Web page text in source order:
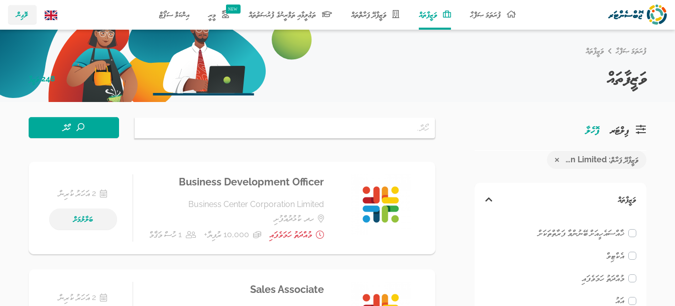
ލޮގިން ފުރަތަމަ ޞަފްޙާ ވަޒީފާތައް
(current) ވަޒީފާދޭ ފަރާތްތައް ތަޢުލީމާއި ތަމްރީނުގެ ފުރުޞަތުތައް މީރީ އިންކަމް ސަޕޯޓް
ފުރަތަމަ ޞަފްޙާ ވަޒީފާތައް
ވަޒީފާތައް 248 ވަޒީފާ
ފޮހެލާ
ވަޒީފާދޭ ފަރާތް: Business Center Corporation Limited
ވަޒީފާތައް
ޚާއްސައެހީއަށް ބޭނުންވާ ފަރާތްތަކަށް
އެކްޓިވް
މުއްދަތު ހަމަވެފައި
އައު
ހޯދާ
Business Development Officer
Business Center Corporation Limited
ހދ. ކުޅުދުއްފުށި
މުއްދަތު ހަމަވެފައި
10,000 ރުފިޔާ+ 1 ހުސް މަޤާމް
2 އަހަރު ކުރިން
ބަލާލުމަށް
Sales Associate
2 އަހަރު ކުރިން